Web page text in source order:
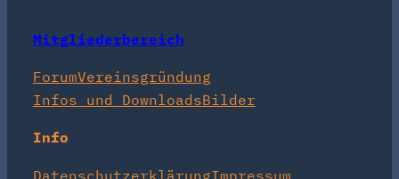
Mitgliederbereich
ForumVereinsgründung
Infos und DownloadsBilder
Info
DatenschutzerklärungImpressum